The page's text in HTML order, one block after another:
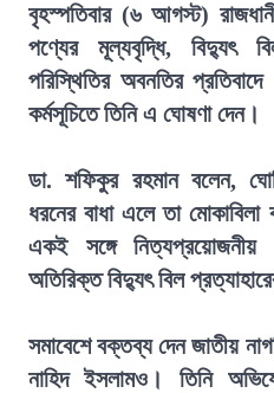
বৃহস্পতিবার (৬ আগস্ট)
পণ্যের মূল্যবৃদ্ধি, বিদ্যুৎ
পরিস্থিতির অবনতির
কর্মসূচিতে তিনি এ ঘোষণা দেন।
ডা. শফিকুর রহমান বলেন,
ধরনের বাধা এলে তা
একই সঙ্গে
অতিরিক্ত বিদ্যুৎ বিল
সমাবেশে বক্তব্য দেন জাতীয়
নাহিদ ইসলামও। তিনি